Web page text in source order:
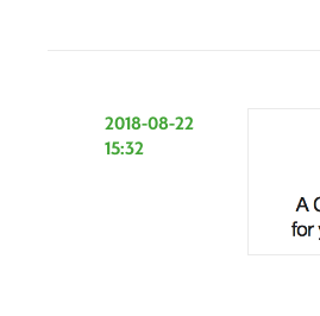
2018-08-22
15:32